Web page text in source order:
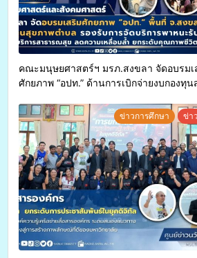
คณะมนุษยศาสตร์ฯ มรภ.สงขลา จัดอบรมเ
ศักยภาพ “อปท.” ด้านการเบิกจ่ายงบกองทุ
ทุพพลภาพเพื่อเข้ารับบริการสาธารณสุข ล
เหลื่อมล้ำ ยกระดับคุณภาพชีวิตประชาชนอ
ยั่งยืน
ข่าวการศึกษา ข่า